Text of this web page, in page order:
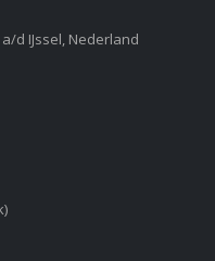
d IJssel, Nederland